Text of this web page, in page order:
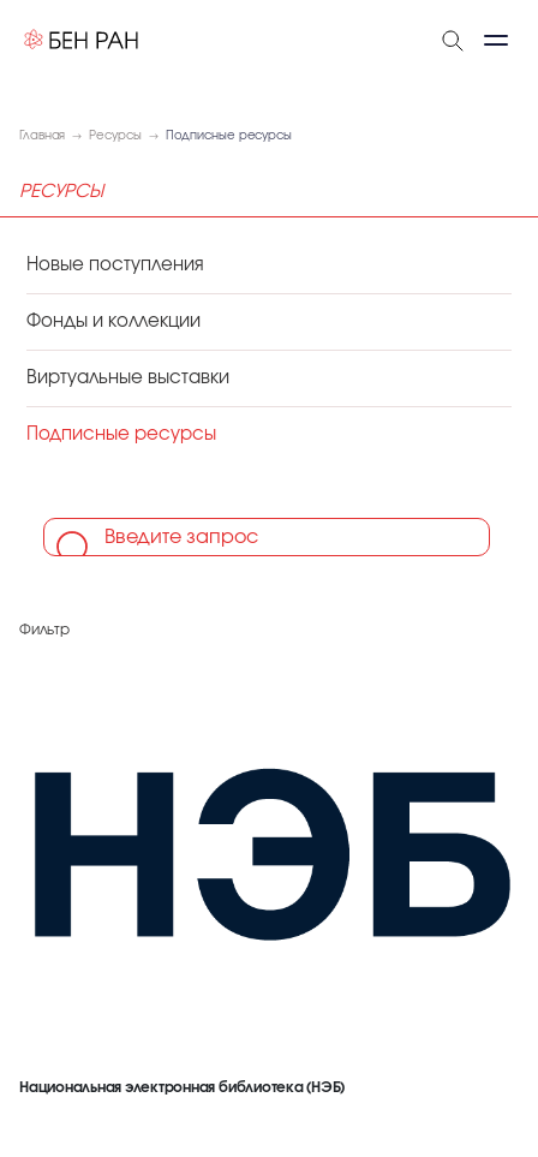
Главная Ресурсы Подписные ресурсы
РЕСУРСЫ
Новые поступления
Фонды и коллекции
Виртуальные выставки
Подписные ресурсы
Фильтр
Национальная электронная библиотека (НЭБ)